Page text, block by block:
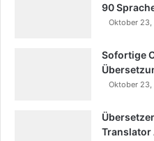
90
Oktober
Sofortige
Oktober
Translator